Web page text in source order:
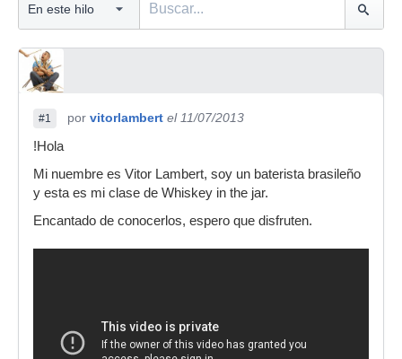
#1 por vitorlambert el 11/07/2013
!Hola
Mi nuembre es Vitor Lambert, soy un baterista brasileño
y esta es mi clase de Whiskey in the jar.
Encantado de conocerlos, espero que disfruten.